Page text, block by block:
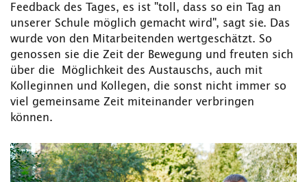
Feedback des Tages, es ist "toll, dass so ein Tag an
unserer Schule möglich gemacht wird", sagt sie. Das
wurde von den Mitarbeitenden wertgeschätzt. So
genossen sie die Zeit der Bewegung und freuten sich
über die Möglichkeit des Austauschs, auch mit
Kolleginnen und Kollegen, die sonst nicht immer so
viel gemeinsame Zeit miteinander verbringen
können.